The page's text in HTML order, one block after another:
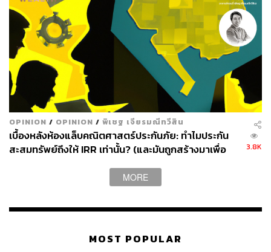
OPINION / OPINION / พิเชฐ เจียรมณีทวีสิน
เบื้องหลังห้องแล็บคณิตศาสตร์ประกันภัย: ทำไมประกัน
สะสมทรัพย์ถึงให้ IRR เท่านั้น? (และมันถูกสร้างมาเพื่อ
3.8K
MORE
MOST POPULAR